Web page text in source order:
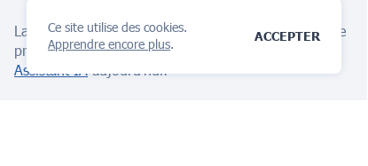
Ce site utilise des cookies.
Apprendre encore plus.
ACCEPTER
Lancez-vous dans le voyage de la protection de votre
propriété intellectuelle aux Philippines avec iPNOTE
Assistant IAaujourd'hui!